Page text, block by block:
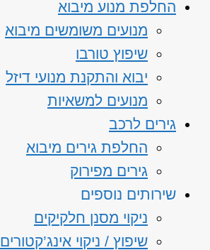
החלפת מנוע מיבוא
מנועים משומשים מיבוא
שיפוץ טורבו
יבוא והתקנת מנועי דיזל
מנועים למשאיות
גירים לרכב
החלפת גירים מיבוא
גירים מפירוק
שירותים נוספים
ניקוי מסנן חלקיקים
שיפוץ / ניקוי אינג’קטורים